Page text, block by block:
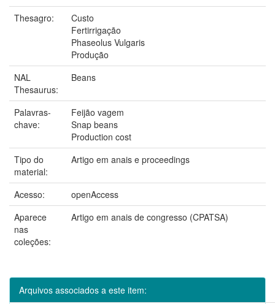
Thesagro:
Custo
Fertirrigação
Phaseolus Vulgaris
Produção
NAL
Thesaurus:
Beans
Palavras-
chave:
Feijão vagem
Snap beans
Production cost
Tipo do
material:
Artigo em anais e proceedings
Acesso:
openAccess
Aparece
nas
coleções:
Artigo em anais de congresso (CPATSA)
Arquivos associados a este item: